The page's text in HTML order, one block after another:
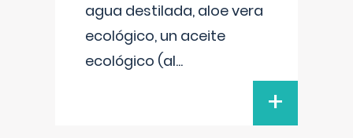
agua destilada, aloe vera
ecológico, un aceite
ecológico (al...
+